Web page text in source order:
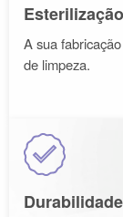
Esterilização
A sua
de limpeza.
Durabilidade